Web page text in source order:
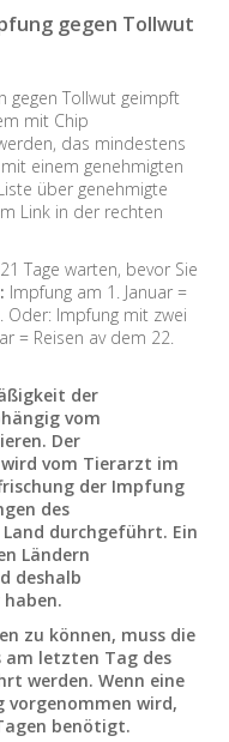
gegen Tollwut
gegen Tollwut geimpft
mit Chip
das mindestens
einem genehmigten
über genehmigte
Link in der rechten
Tage warten, bevor Sie
Impfung am 1. Januar =
Oder: Impfung mit zwei
= Reisen av dem 22.
der
vom
Der
vom Tierarzt im
der Impfung
des
durchgeführt. Ein
Ländern
deshalb
zu können, muss die
letzten Tag des
werden. Wenn eine
wird,
benötigt.